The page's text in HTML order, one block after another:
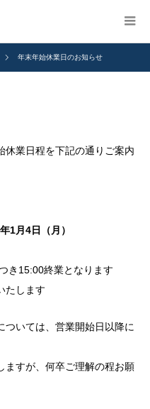
年末年始休業日のお知らせ
休業日程を下記の通りご案内
1月4日（月）
き15:00終業となります
たします
ついては、営業開始日以降に
ますが、何卒ご理解の程お願